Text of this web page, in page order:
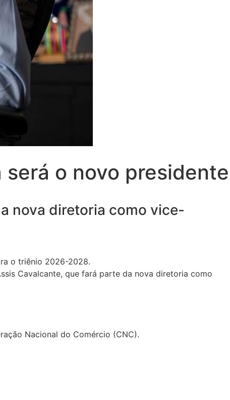
o novo presidente
nova diretoria como vice-
o triênio 2026-2028.
Cavalcante, que fará parte da nova diretoria como
Nacional do Comércio (CNC).